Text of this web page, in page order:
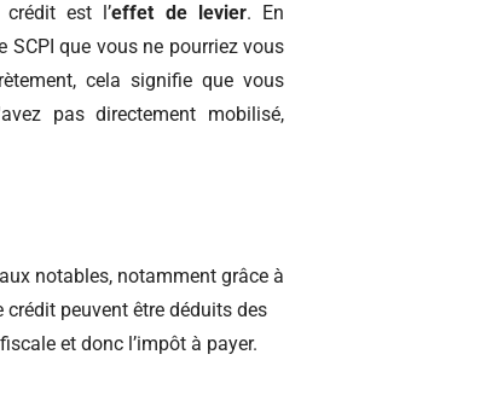
crédit est l’effet de levier. En
que vous ne pourriez vous
cela signifie que vous
pas directement mobilisé,
notables, notamment grâce à
crédit peuvent être déduits des
et donc l’impôt à payer.